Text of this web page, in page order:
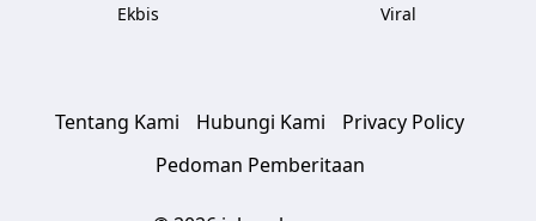
Ekbis
Viral
Tentang Kami Hubungi Kami
Privacy Policy
Pedoman Pemberitaan